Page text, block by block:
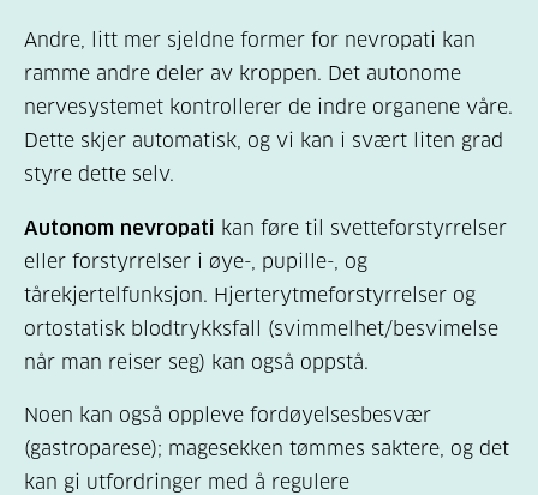
Andre, litt mer sjeldne former for nevropati kan
ramme andre deler av kroppen. Det autonome
nervesystemet kontrollerer de indre organene våre.
Dette skjer automatisk, og vi kan i svært liten grad
styre dette selv.
Autonom nevropati kan føre til svetteforstyrrelser
eller forstyrrelser i øye-, pupille-, og
tårekjertelfunksjon. Hjerterytmeforstyrrelser og
ortostatisk blodtrykksfall (svimmelhet/besvimelse
når man reiser seg) kan også oppstå.
Noen kan også oppleve fordøyelsesbesvær
(gastroparese); magesekken tømmes saktere, og det
kan gi utfordringer med å regulere